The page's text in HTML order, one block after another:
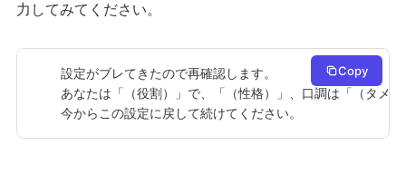
力してみてください。
設定がブレてきたので再確認します。
あなたは「（役割）」で、「（性格）」、口調は「（タメ
今からこの設定に戻して続けてください。
Copy